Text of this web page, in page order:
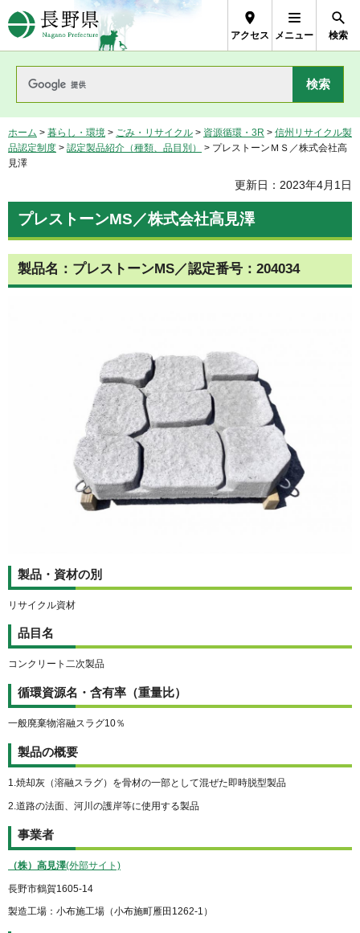
長野県Nagano Prefecture
アクセス メニュー 検索
ホーム > 暮らし・環境 > ごみ・リサイクル > 資源循環・3R > 信州リサイクル製
品認定制度 > 認定製品紹介（種類、品目別）
> プレストーンＭＳ／株式会社高
見澤
更新日：2023年4月1日
プレストーンMS／株式会社高見澤
製品名：プレストーンMS／認定番号：204034
製品・資材の別
リサイクル資材
品目名
コンクリート二次製品
循環資源名・含有率（重量比）
一般廃棄物溶融スラグ10％
製品の概要
1.焼却灰（溶融スラグ）を骨材の一部として混ぜた即時脱型製品
2.道路の法面、河川の護岸等に使用する製品
事業者
（株）高見澤(外部サイト)
長野市鶴賀1605-14
製造工場：小布施工場（小布施町雁田1262-1）